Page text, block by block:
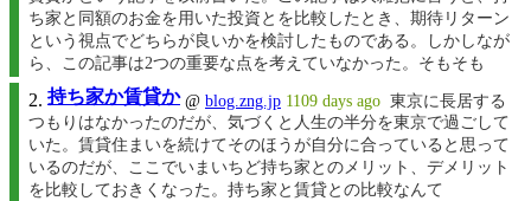
ち家と同額のお金を用いた投資とを比較したとき、期待リターン
という視点でどちらが良いかを検討したものである。しかしなが
ら、この記事は2つの重要な点を考えていなかった。そもそも
持ち家か賃貸か @ blog.zng.jp 1109 days ago 東京に長居する
つもりはなかったのだが、気づくと人生の半分を東京で過ごして
いた。賃貸住まいを続けてそのほうが自分に合っていると思って
いるのだが、ここでいまいちど持ち家とのメリット、デメリット
を比較しておきくなった。持ち家と賃貸との比較なんて